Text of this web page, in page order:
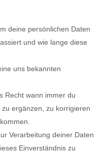
deine persönlichen Daten
und wie lange diese
uns bekannten
Recht wann immer du
ergänzen, zu korrigieren
Verarbeitung deiner Daten
Einverständnis zu